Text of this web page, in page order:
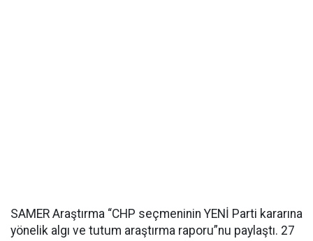
SAMER Araştırma “CHP seçmeninin YENİ Parti kararına
yönelik algı ve tutum araştırma raporu”nu paylaştı. 27